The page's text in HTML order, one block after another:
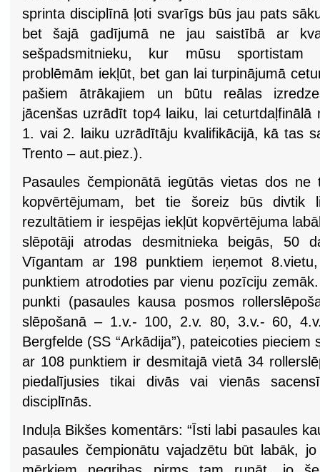
sprinta disciplīnā ļoti svarīgs būs jau pats
bet šajā gadījumā ne jau saistībā ar
sešpadsmitnieku, kur mūsu sportistam
problēmām iekļūt, bet gan lai turpinājumā
pašiem ātrākajiem un būtu reālas
jācenšas uzrādīt top4 laiku, lai ceturtdaļfinālā
1. vai 2. laiku uzrādītāju kvalifikācijā, kā tas
Trento – aut.piez.).
Pasaules čempionātā iegūtās vietas dos ne
kopvērtējumam, bet tie šoreiz būs divtik
rezultātiem ir iespējas iekļūt kopvērtējuma
slēpotāji atrodas desmitnieka beigās, 50
Vīgantam ar 198 punktiem ieņemot
punktiem atrodoties par vienu pozīciju
punkti (pasaules kausa posmos
slēpošanā – 1.v.- 100, 2.v. 80, 3.v.- 60,
Bergfelde (SS “Arkādija”), pateicoties
ar 108 punktiem ir desmitajā vietā 34
piedalījusies tikai divās vai vienās
disciplīnās.
Induļa Bikšes komentārs: “Īsti labi pasaules
pasaules čempionātu vajadzētu būt labāk,